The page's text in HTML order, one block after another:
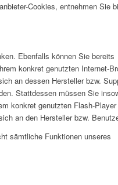
Cookies, entnehmen Sie
Ebenfalls können Sie bereits
konkret genutzten Internet-
an dessen Hersteller bzw.
Stattdessen müssen Sie
konkret genutzten Flash-
an den Hersteller bzw.
sämtliche Funktionen unseres